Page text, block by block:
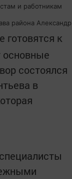
и работникам
района Александр
готовятся к
основные
состоялся
в